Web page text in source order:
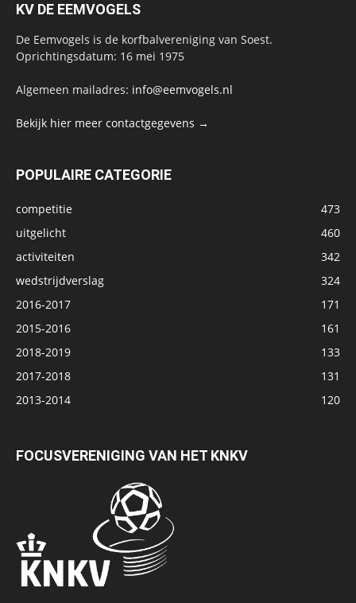
KV DE EEMVOGELS
De Eemvogels is de korfbalvereniging van Soest.
Oprichtingsdatum: 16 mei 1975
Algemeen mailadres: info@eemvogels.nl
Bekijk hier meer contactgegevens →
POPULAIRE CATEGORIE
competitie
473
uitgelicht
460
activiteiten
342
wedstrijdverslag
324
2016-2017
171
2015-2016
161
2018-2019
133
2017-2018
131
2013-2014
120
FOCUSVERENIGING VAN HET KNKV